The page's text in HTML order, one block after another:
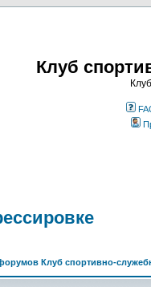
Клуб
Клуб спортивно-